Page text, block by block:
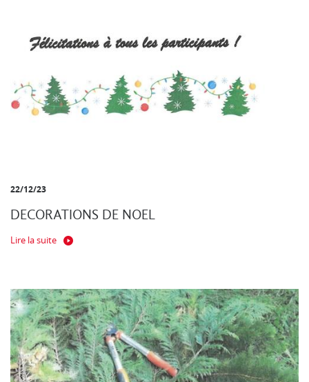
22/12/23
DECORATIONS DE NOEL
Lire la suite